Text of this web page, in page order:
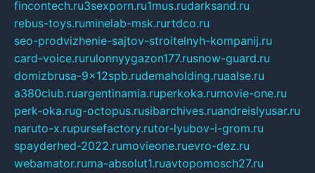
fincontech.ru3sexporn.ru1mus.rudarksand.ru
rebus-toys.ruminelab-msk.rurtdco.ru
seo-prodvizhenie-sajtov-stroitelnyh-kompanij.ru
card-voice.rurulonnyygazon177.rusnow-guard.ru
domizbrusa-9x12spb.rudemaholding.ruaalse.ru
a380club.ruargentinamia.ruperkoka.rumovie-one.ru
perk-oka.rug-octopus.rusibarchives.ruandreislyusar.ru
naruto-x.rupursefactory.rutor-lyubov-i-grom.ru
spayderhed-2022.rumovieone.ruevro-dez.ru
webamator.ruma-absolut1.ruavtopomosch27.ru